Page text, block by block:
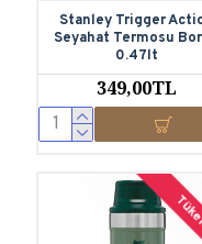
Stanley Trigger
Seyahat Termosu
0.47lt
349,00TL